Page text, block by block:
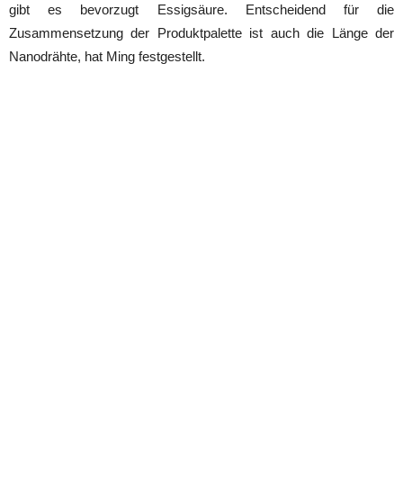
gibt es bevorzugt Essigsäure. Entscheidend für die
Zusammensetzung der Produktpalette ist auch die Länge der
Nanodrähte, hat Ming festgestellt.